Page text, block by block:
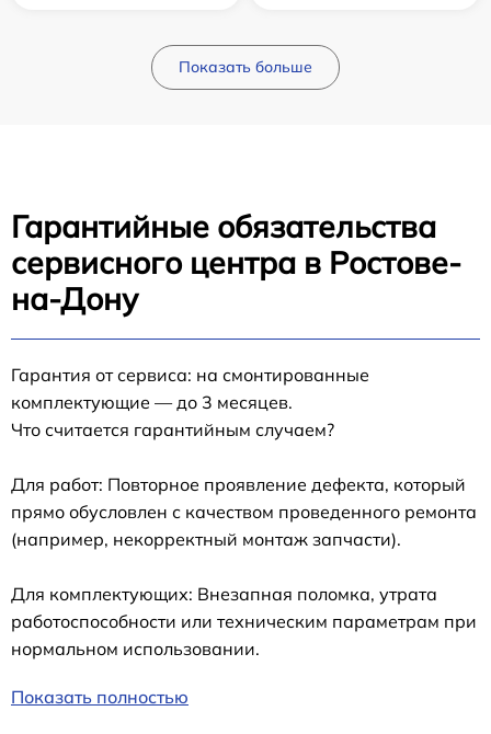
Показать больше
Гарантийные обязательства
сервисного центра в Ростове-
на-Дону
Гарантия от сервиса: на смонтированные
комплектующие — до 3 месяцев.
Что считается гарантийным случаем?
Для работ: Повторное проявление дефекта, который
прямо обусловлен с качеством проведенного ремонта
(например, некорректный монтаж запчасти).
Для комплектующих: Внезапная поломка, утрата
работоспособности или техническим параметрам при
нормальном использовании.
Показать полностью